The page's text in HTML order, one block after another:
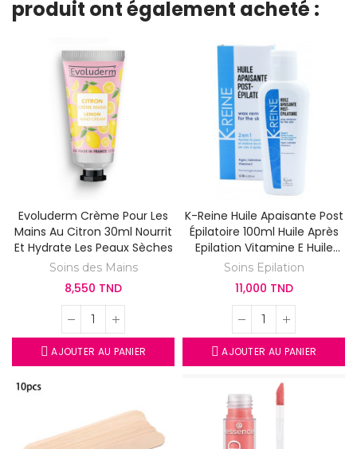
produit ont également acheté :
Evoluderm Crème Pour Les
Mains Au Citron 30ml Nourrit
Et Hydrate Les Peaux Sèches
Soins des Mains
8,550 TND
AJOUTER AU PANIER
K-Reine Huile Apaisante Post
Épilatoire 100ml Huile Après
Epilation Vitamine E Huile
D'Argan Calendula
Soins Epilation
11,000 TND
AJOUTER AU PANIER